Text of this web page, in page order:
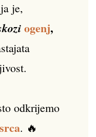
je,
ogenj,
odkrijemo
srca. 🔥